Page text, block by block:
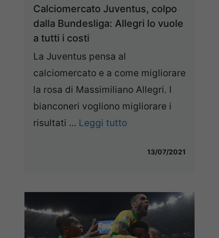
Calciomercato Juventus, colpo
dalla Bundesliga: Allegri lo vuole
a tutti i costi
La Juventus pensa al
calciomercato e a come migliorare
la rosa di Massimiliano Allegri. I
bianconeri vogliono migliorare i
risultati ... Leggi tutto
13/07/2021